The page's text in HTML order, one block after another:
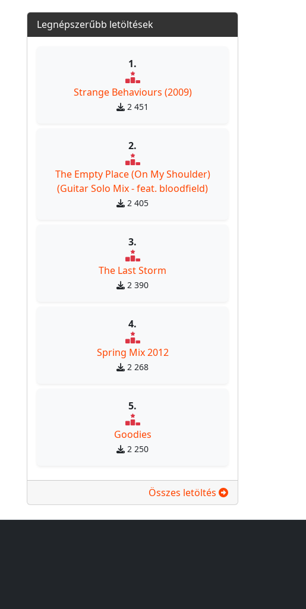
Legnépszerűbb letöltések
1.
Strange Behaviours (2009)
2 451
2.
The Empty Place (On My Shoulder)
(Guitar Solo Mix - feat. bloodfield)
2 405
3.
The Last Storm
2 390
4.
Spring Mix 2012
2 268
5.
Goodies
2 250
Összes letöltés